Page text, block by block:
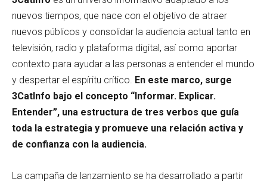
nuevos tiempos, que nace con el objetivo de atraer
nuevos públicos y consolidar la audiencia actual tanto en
televisión, radio y plataforma digital, así como aportar
contexto para ayudar a las personas a entender el mundo
y despertar el espíritu crítico. En este marco, surge
3CatInfo bajo el concepto “Informar. Explicar.
Entender”, una estructura de tres verbos que guía
toda la estrategia y promueve una relación activa y
de confianza con la audiencia.
La campaña de lanzamiento se ha desarrollado a partir